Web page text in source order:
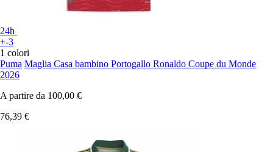
24h
+-3
1 colori
Puma Maglia Casa bambino Portogallo Ronaldo Coupe du Monde
2026
A partire da 100,00 €
76,39 €